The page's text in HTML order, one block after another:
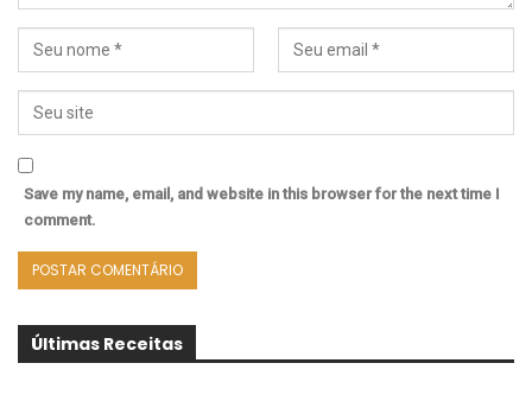
Save my name, email, and website in this browser for the next time I
comment.
Últimas Receitas